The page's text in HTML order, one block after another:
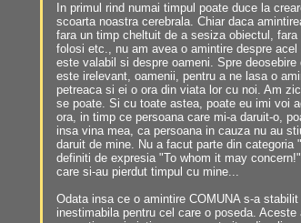
In primul rind numai timpul poate duce la
scoarta noastra cerebrala. Chiar daca
fara un timp cheltuit de a sesiza obiectul, fara
folosi etc., nu am avea o amintire despre
este valabil si despre oameni. Spre deosebire
este irelevant, oamenii, pentru a ne lasa o
petreaca si ei o ora din viata lor cu noi. Am
se poate. Si cu toate astea, poate eu imi voi
ora, in timp ce persoana care mi-a daruit-o,
insa vina mea, ca persoana in cauza nu au
daruit de mine. Nu a facut parte din categoria
definiti de expresia "To whom it may
care si-au pierdut timpul cu mine...
Odata insa ce o amintire COMUNA s-a
inestimabila pentru cel care o poseda. Aceste